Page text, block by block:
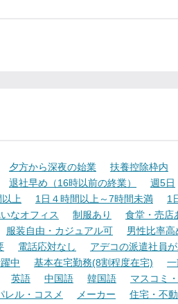
夕方から深夜の始業 扶養控除枠内
退社早め（16時以前の終業） 週5日
上 1日４時間以上～7時間未満
1
なオフィス 制服あり
食堂・売店
服装自由・カジュアル可
男性比率高
電話応対なし
アデコの派遣社員
中 基本在宅勤務(8割程度在宅)
英語 中国語 韓国語
マスコミ
レル・コスメ メーカー
住宅・不